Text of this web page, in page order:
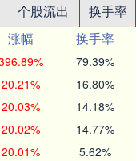
个股流出
换手率
涨幅
换手率
79.39%
20.21% 16.80%
20.03% 14.18%
20.02% 14.77%
20.01% 5.62%